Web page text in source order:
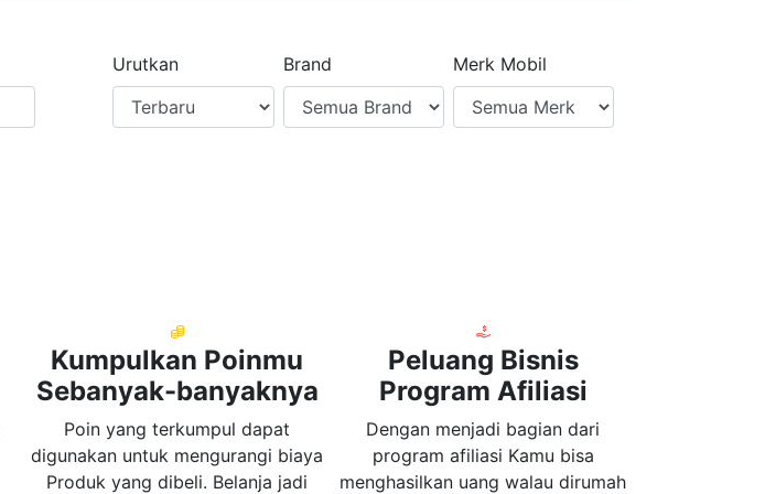
Urutkan Brand Merk Mobil
Kumpulkan Poinmu
Sebanyak-banyaknya
Poin yang terkumpul dapat
digunakan untuk mengurangi biaya
Produk yang dibeli. Belanja jadi
Peluang Bisnis
Program Afiliasi
Dengan menjadi bagian dari
program afiliasi Kamu bisa
menghasilkan uang walau dirumah